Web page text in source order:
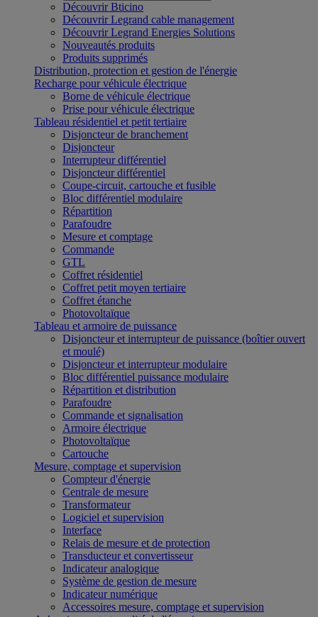
Découvrir Bticino
Découvrir Legrand cable management
Découvrir Legrand Energies Solutions
Nouveautés produits
Produits supprimés
Distribution, protection et gestion de l'énergie
Recharge pour véhicule électrique
Borne de véhicule électrique
Prise pour véhicule électrique
Tableau résidentiel et petit tertiaire
Disjoncteur de branchement
Disjoncteur
Interrupteur différentiel
Disjoncteur différentiel
Coupe-circuit, cartouche et fusible
Bloc différentiel modulaire
Répartition
Parafoudre
Mesure et comptage
Commande
GTL
Coffret résidentiel
Coffret petit moyen tertiaire
Coffret étanche
Photovoltaïque
Tableau et armoire de puissance
Disjoncteur et interrupteur de puissance (boîtier ouvert
et moulé)
Disjoncteur et interrupteur modulaire
Bloc différentiel puissance modulaire
Répartition et distribution
Parafoudre
Commande et signalisation
Armoire électrique
Photovoltaïque
Cartouche
Mesure, comptage et supervision
Compteur d'énergie
Centrale de mesure
Transformateur
Logiciel et supervision
Interface
Relais de mesure et de protection
Transducteur et convertisseur
Indicateur analogique
Système de gestion de mesure
Indicateur numérique
Accessoires mesure, comptage et supervision